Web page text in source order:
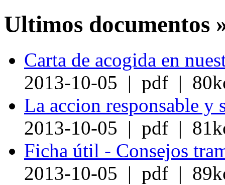
Ultimos documentos
Carta de acogida en
2013-10-05 | pdf |
La accion responsable y
2013-10-05 | pdf |
Ficha útil - Consejos
2013-10-05 | pdf |